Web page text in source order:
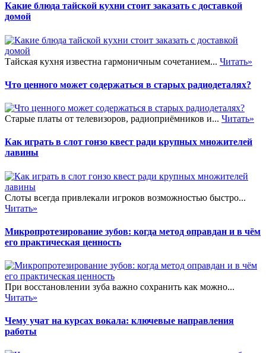
Какие блюда тайской кухни стоит заказать с доставкой
домой
Тайская кухня известна гармоничным сочетанием... Читать»
Что ценного может содержаться в старых радиодеталях?
Старые платы от телевизоров, радиоприёмников и... Читать»
Как играть в слот гонзо квест ради крупных множителей
лавины
Слоты всегда привлекали игроков возможностью быстро...
Читать»
Микропротезирование зубов: когда метод оправдан и в чём
его практическая ценность
При восстановлении зуба важно сохранить как можно...
Читать»
Чему учат на курсах вокала: ключевые направления
работы